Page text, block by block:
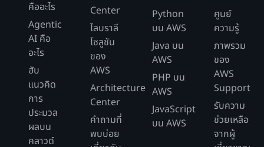
คืออะไร
Agentic
AI คือ
อะไร
ฮับ
แนวคิด
การ
ประมวล
ผลบน
คลาวด์
Center
ไลบราลี
โซลูชัน
ของ
AWS
Architecture
Center
คำถามที่
พบบ่อย
Python
บน AWS
Java บน
AWS
PHP บน
AWS
JavaScript
บน AWS
ศูนย์
ความรู้
ภาพรวม
ของ
AWS
Support
รับความ
ช่วยเหลือ
จากผู้